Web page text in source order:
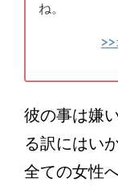
ね。
彼の事は嫌
る訳にはい
全ての女性へ